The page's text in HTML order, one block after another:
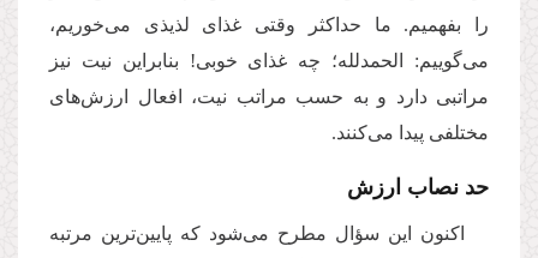
را بفهمیم. ما حداکثر وقتی غذای لذیذی می‌خوریم،
می‌گوییم: الحمدلله؛ چه غذای خوبی! بنابراین نیت نیز
مراتبی دارد و به حسب مراتب نیت، افعال ارزش‌های
مختلفی پیدا می‌کنند.
حد نصاب ارزش
اکنون این سؤال مطرح می‌شود که پایین‌ترین مرتبه